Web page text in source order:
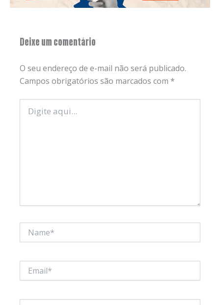
Deixe um comentário
O seu endereço de e-mail não será publicado.
Campos obrigatórios são marcados com *
aqui...